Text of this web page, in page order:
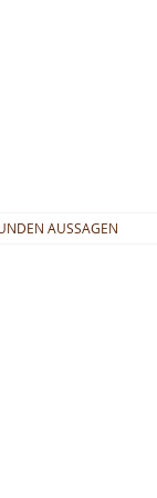
AUSSAGEN